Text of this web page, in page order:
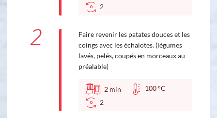
2
2
Faire revenir les patates douces et les
coings avec les échalotes. (légumes
lavés, pelés, coupés en morceaux au
préalable)
2 min
100 °C
2